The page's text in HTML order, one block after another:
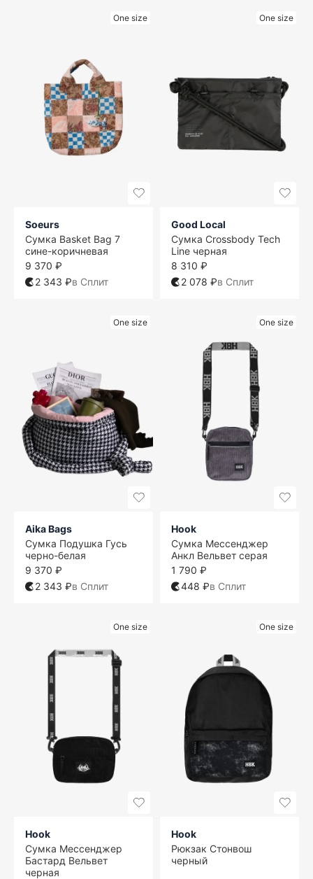
One size
Soeurs
Сумка Basket Bag 7
сине-коричневая
9 370 ₽
2 343 ₽в Сплит
One size
Good Local
Сумка Crossbody Tech
Line черная
8 310 ₽
2 078 ₽в Сплит
One size
Aika Bags
Сумка Подушка Гусь
черно-белая
9 370 ₽
2 343 ₽в Сплит
One size
Hook
Сумка Мессенджер
Анкл Вельвет серая
1 790 ₽
448 ₽в Сплит
One size
Hook
Сумка Мессенджер
Бастард Вельвет
черная
One size
Hook
Рюкзак Стонвош
черный